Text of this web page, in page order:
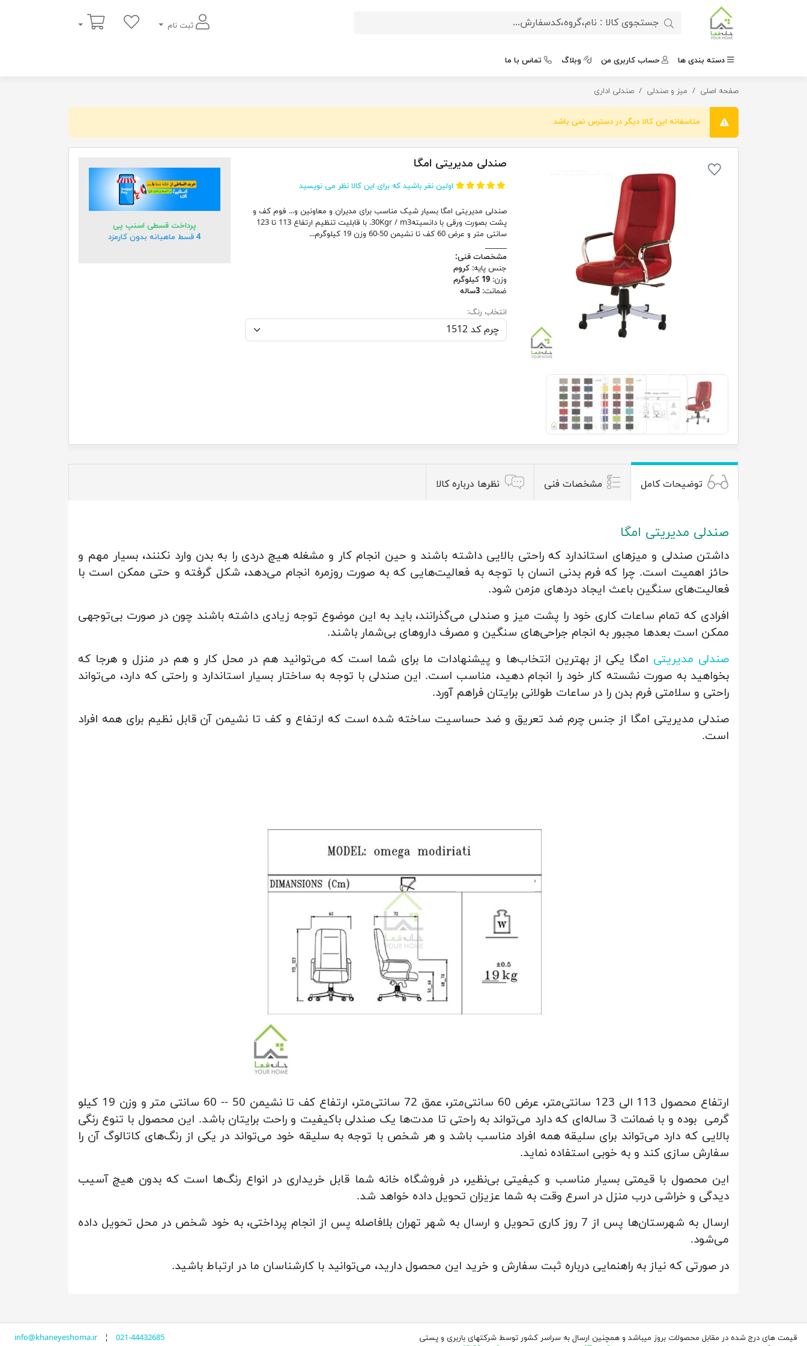
ثبت نام
سبد خرید
دسته بندی ها حساب کاربری من وبلاگ تماس با ما
صفحه اصلی میز و صندلی صندلی اداری صندلی مدیریتی امگا
متاسفانه این کالا دیگر در دسترس نمی باشد
صندلی مدیریتی امگا
اولین نفر باشید که برای این کالا نظر می نویسید
صندلی مدیریتی امگا بسیار شیک مناسب برای مدیران و معاونین و... فوم کف و
پشت بصورت ورقی با دانسیته30Kgr / m3. با قابلیت تنظیم ارتفاع 113 تا 123
سانتی متر و عرض 60 کف تا نشیمن 50-60 وزن 19 کیلوگرم...
______
مشخصات فنی:
جنس پایه: کروم
وزن: 19 کیلوگرم
ضمانت: 3ساله
انتخاب رنگ:
پرداخت قسطی اسنپ پی
4 قسط ماهیانه بدون کارمزد
توضیحات کامل مشخصات فنی نظرها درباره کالا
صندلی مدیریتی امگا
داشتن صندلی و میزهای استاندارد که راحتی بالایی داشته باشند و حین انجام کار و مشغله هیچ دردی را به بدن وارد نکنند، بسیار مهم و
حائز اهمیت است. چرا که فرم بدنی انسان با توجه به فعالیت‌هایی که به صورت روزمره انجام می‌دهد، شکل گرفته و حتی ممکن است با
فعالیت‌های سنگین باعث ایجاد دردهای مزمن شود.
افرادی که تمام ساعات کاری خود را پشت میز و صندلی می‌گذرانند، باید به این موضوع توجه زیادی داشته باشند چون در صورت بی‌توجهی
ممکن است بعدها مجبور به انجام جراحی‌های سنگین و مصرف داروهای بی‌شمار باشند.
صندلی مدیریتی امگا یکی از بهترین انتخاب‌ها و پیشنهادات ما برای شما است که می‌توانید هم در محل کار و هم در منزل و هرجا که
بخواهید به صورت نشسته کار خود را انجام دهید، مناسب است. این صندلی با توجه به ساختار بسیار استاندارد و راحتی که دارد، می‌تواند
راحتی و سلامتی فرم بدن را در ساعات طولانی برایتان فراهم آورد.
صندلی مدیریتی امگا از جنس چرم ضد تعریق و ضد حساسیت ساخته شده است که ارتفاع و کف تا نشیمن آن قابل نظیم برای همه افراد
است.
ارتفاع محصول 113 الی 123 سانتی‌متر، عرض 60 سانتی‌متر، عمق 72 سانتی‌متر، ارتفاع کف تا نشیمن 50 -- 60 سانتی متر و وزن 19 کیلو
گرمی بوده و با ضمانت 3 ساله‌ای که دارد می‌تواند به راحتی تا مدت‌ها یک صندلی باکیفیت و راحت برایتان باشد. این محصول با تنوع رنگی
بالایی که دارد می‌تواند برای سلیقه همه افراد مناسب باشد و هر شخص با توجه به سلیقه خود می‌تواند در یکی از رنگ‌های کاتالوگ آن را
سفارش سازی کند و به خوبی استفاده نماید.
این محصول با قیمتی بسیار مناسب و کیفیتی بی‌نظیر، در فروشگاه خانه شما قابل خریداری در انواع رنگ‌ها است که بدون هیچ آسیب
دیدگی و خراشی درب منزل در اسرع وقت به شما عزیزان تحویل داده خواهد شد.
ارسال به شهرستان‌ها پس از 7 روز کاری تحویل و ارسال به شهر تهران بلافاصله پس از انجام پرداختی، به خود شخص در محل تحویل داده
می‌شود.
در صورتی که نیاز به راهنمایی درباره ثبت سفارش و خرید این محصول دارید، می‌توانید با کارشناسان ما در ارتباط باشید.
قیمت های درج شده در مقابل محصولات بروز میباشد و همچنین ارسال به سراسر کشور توسط شرکتهای باربری و پستی
info@khaneyeshoma.ir¦ 021-44432685